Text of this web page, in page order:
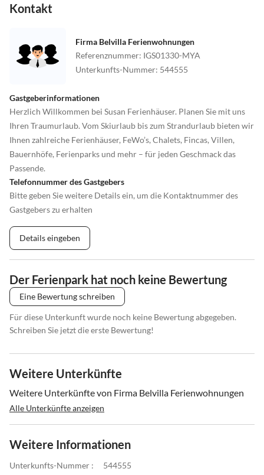
Kontakt
Firma Belvilla Ferienwohnungen
Referenznummer: IGS01330-MYA
Unterkunfts-Nummer: 544555
Gastgeberinformationen
Herzlich Willkommen bei Susan Ferienhäuser. Planen Sie mit uns
Ihren Traumurlaub. Vom Skiurlaub bis zum Strandurlaub bieten wir
Ihnen zahlreiche Ferienhäuser, FeWo’s, Chalets, Fincas, Villen,
Bauernhöfe, Ferienparks und mehr – für jeden Geschmack das
Passende.
Telefonnummer des Gastgebers
Bitte geben Sie weitere Details ein, um die Kontaktnummer des
Gastgebers zu erhalten
Details eingeben
Der Ferienpark hat noch keine Bewertung
Eine Bewertung schreiben
Für diese Unterkunft wurde noch keine Bewertung abgegeben.
Schreiben Sie jetzt die erste Bewertung!
Weitere Unterkünfte
Weitere Unterkünfte von Firma Belvilla Ferienwohnungen
Alle Unterkünfte anzeigen
Weitere Informationen
Unterkunfts-Nummer :
544555